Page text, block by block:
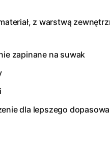
z warstwą
zapinane na suwak
dla lepszego